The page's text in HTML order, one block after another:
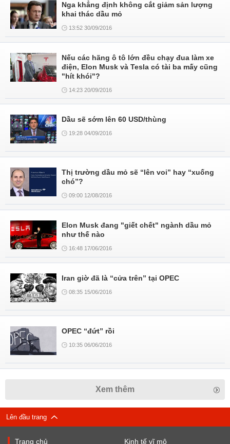
Nga khẳng định không cắt giảm sản lượng
khai thác dầu mỏ
13:52 30/09/2016
Nếu các hãng ô tô lớn đều chạy đua làm xe
điện, Elon Musk và Tesla có tài ba mấy cũng
"hít khói"?
14:23 20/09/2016
Dầu sẽ sớm lên 60 USD/thùng
19:28 04/09/2016
Thị trường dầu mỏ sẽ “lên voi” hay “xuống
chó”?
09:00 12/08/2016
Elon Musk đang "giết chết" ngành dầu mỏ
như thế nào
16:48 17/06/2016
Iran giờ đã là “cửa trên” tại OPEC
08:35 15/06/2016
OPEC “đứt” rồi
10:35 06/06/2016
Xem thêm
Lên đầu trang
Trang chủ Kinh tế vĩ mô